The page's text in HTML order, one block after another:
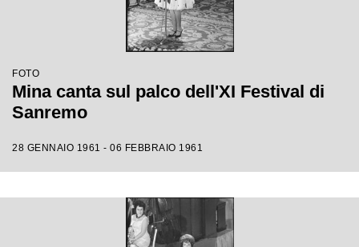
FOTO
Mina canta sul palco dell'XI Festival di
Sanremo
28 GENNAIO 1961 - 06 FEBBRAIO 1961